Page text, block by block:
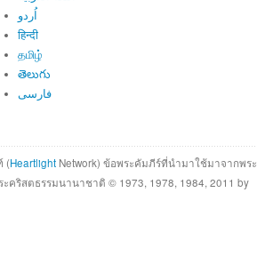
اُردو
हिन्दी
தமிழ்
తెలుగు
فارسی
(Heartlight Network) ข้อพระคัมภีร์ที่นำมาใช้มาจากพระ
ะคริสตธรรมนานาชาติ © 1973, 1978, 1984, 2011 by